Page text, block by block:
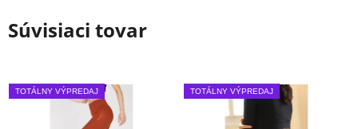
Súvisiaci tovar
TOTÁLNY VÝPREDAJ TOTÁLNY VÝPREDAJ